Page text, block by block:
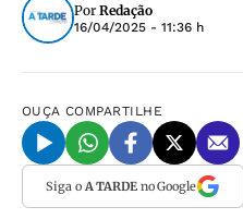
Por Redação
16/04/2025 - 11:36 h
OUÇA COMPARTILHE
Siga o A TARDEno Google